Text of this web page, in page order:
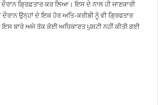
ਗ੍ਰਿਫ਼ਤਾਰ ਕਰ ਲਿਆ। ਇਸ ਦੇ ਨਾਲ ਹੀ ਜਾਣਕਾਰੀ
ਉਨ੍ਹਾਂ ਦੇ ਇਕ ਹੋਰ ਅਤਿ-ਕਰੀਬੀ ਨੂੰ ਵੀ ਗ੍ਰਿਫਤਾਰ
ਇਸ ਬਾਰੇ ਅਜੇ ਤੱਕ ਕੋਈ ਅਧਿਕਾਰਤ ਪੁਸ਼ਟੀ ਨਹੀਂ ਕੀਤੀ ਗਈ